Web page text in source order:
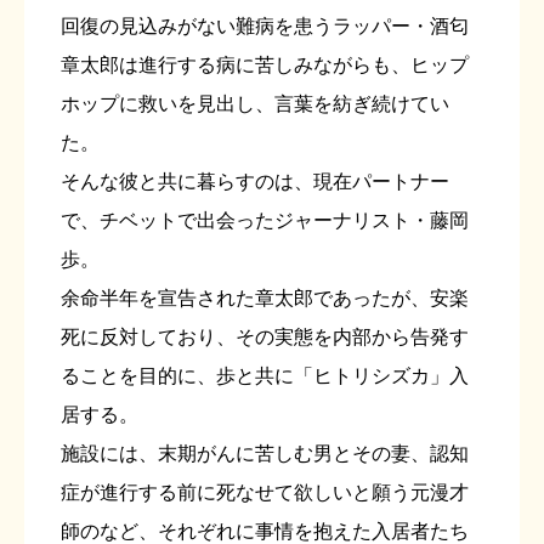
回復の見込みがない難病を患うラッパー・酒匂
章太郎は進行する病に苦しみながらも、ヒップ
ホップに救いを見出し、言葉を紡ぎ続けてい
た。
そんな彼と共に暮らすのは、現在パートナー
で、チベットで出会ったジャーナリスト・藤岡
歩。
余命半年を宣告された章太郎であったが、安楽
死に反対しており、その実態を内部から告発す
ることを目的に、歩と共に「ヒトリシズカ」入
居する。
施設には、末期がんに苦しむ男とその妻、認知
症が進行する前に死なせて欲しいと願う元漫才
師のなど、それぞれに事情を抱えた入居者たち